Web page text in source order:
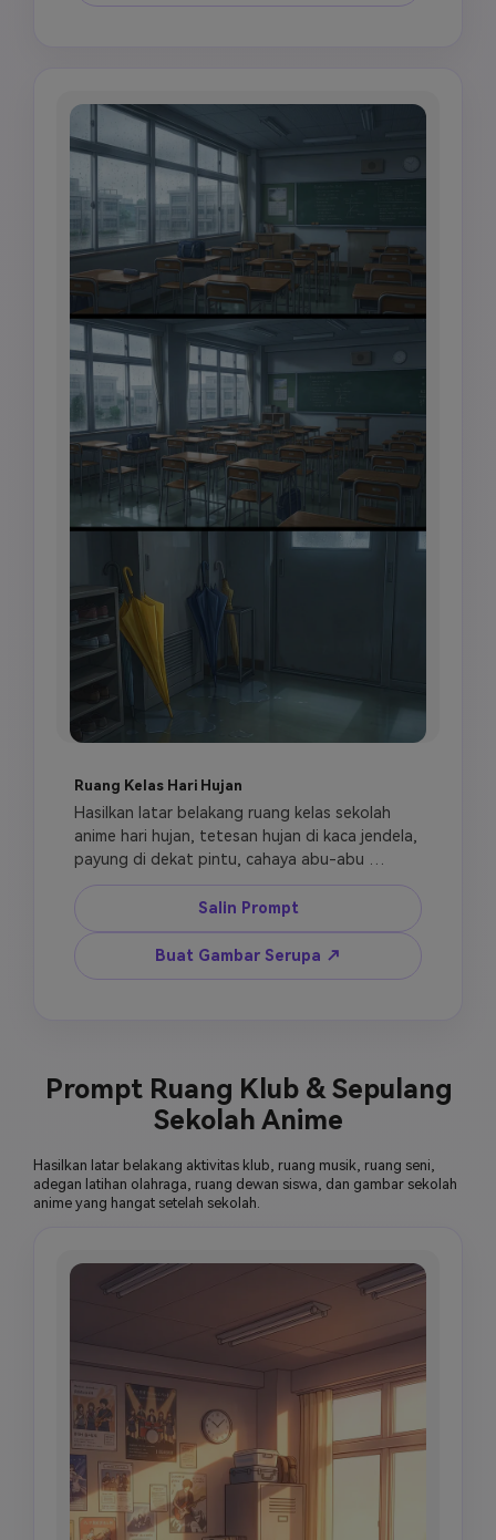
Ruang Kelas Hari Hujan
Hasilkan latar belakang ruang kelas sekolah
anime hari hujan, tetesan hujan di kaca jendela,
payung di dekat pintu, cahaya abu-abu
lembut, suasana tenang dan reflektif, meja
kosong, papan tulis, latar belakang anime slice
of life terperinci, bingkai sinematik, tanpa
karakter, tanpa teks yang dapat dibaca.
Salin Prompt
Buat Gambar Serupa ↗
Prompt Ruang Klub & Sepulang
Sekolah Anime
Hasilkan latar belakang aktivitas klub, ruang musik, ruang seni,
adegan latihan olahraga, ruang dewan siswa, dan gambar sekolah
anime yang hangat setelah sekolah.